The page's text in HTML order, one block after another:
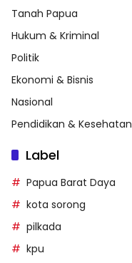
Tanah Papua
Hukum & Kriminal
Politik
Ekonomi & Bisnis
Nasional
Pendidikan & Kesehatan
Label
Papua Barat Daya
kota sorong
pilkada
kpu